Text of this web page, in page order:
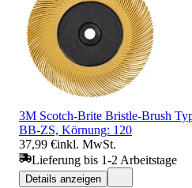
3M Scotch-Brite Bristle-Brush
BB-ZS, Körnung: 120
37,99 €inkl. MwSt.
Lieferung bis 1-2 Arbeitstage
Details anzeigen